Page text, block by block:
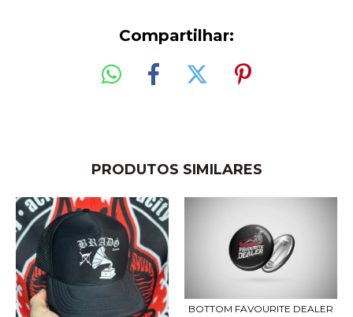
Compartilhar:
PRODUTOS SIMILARES
BOTTOM FAVOURITE DEALER